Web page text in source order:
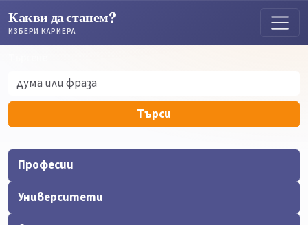
Какви да станем?
ИЗБЕРИ КАРИЕРА
Търси
Професии
Университети